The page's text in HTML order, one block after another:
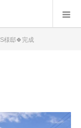
S様邸🍀完成